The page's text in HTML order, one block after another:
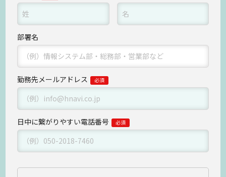
部署名
勤務先メールアドレス
日中に繋がりやすい電話番号